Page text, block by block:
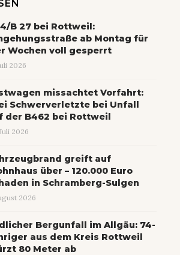
B 27 bei Rottweil:
ab Montag für
Wochen voll gesperrt
2026
missachtet Vorfahrt:
Schwerverletzte bei Unfall
der B462 bei Rottweil
2026
greift auf
über – 120.000 Euro
in Schramberg-Sulgen
2026
Bergunfall im Allgäu: 74-
aus dem Kreis Rottweil
80 Meter ab